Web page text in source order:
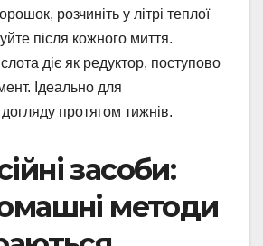
розчиніть у літрі теплої
після кожного миття.
діє як редуктор, поступово
Ідеально для
протягом тижнів.
засоби:
методи